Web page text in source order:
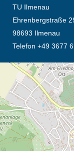
TU Ilmenau
Ehrenbergstraße
98693 Ilmenau
Telefon +49 3677
Öffnet die